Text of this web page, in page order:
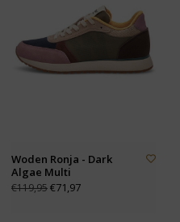
Woden Ronja - Dark
Algae Multi
€119,95€71,97